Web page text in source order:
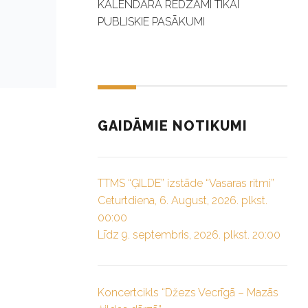
KALENDĀRĀ REDZAMI TIKAI
PUBLISKIE PASĀKUMI
GAIDĀMIE NOTIKUMI
TTMS “ĢILDE” izstāde “Vasaras ritmi”
Ceturtdiena, 6. August, 2026. plkst.
00:00
Līdz 9. septembris, 2026. plkst. 20:00
Koncertcikls “Džezs Vecrīgā – Mazās